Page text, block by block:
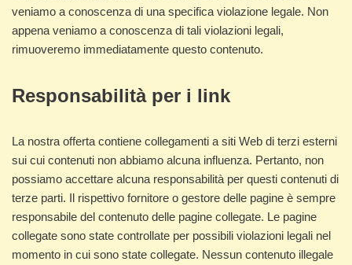
veniamo a conoscenza di una specifica violazione legale. Non
appena veniamo a conoscenza di tali violazioni legali,
rimuoveremo immediatamente questo contenuto.
Responsabilità per i link
La nostra offerta contiene collegamenti a siti Web di terzi esterni
sui cui contenuti non abbiamo alcuna influenza. Pertanto, non
possiamo accettare alcuna responsabilità per questi contenuti di
terze parti. Il rispettivo fornitore o gestore delle pagine è sempre
responsabile del contenuto delle pagine collegate. Le pagine
collegate sono state controllate per possibili violazioni legali nel
momento in cui sono state collegate. Nessun contenuto illegale